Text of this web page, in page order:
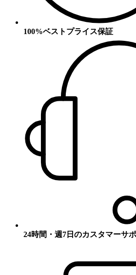
100%ベストプライス保証
24時間・週7日のカスタマーサ